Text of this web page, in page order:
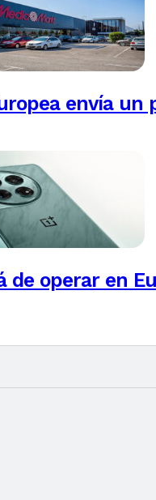
envía un
de operar en